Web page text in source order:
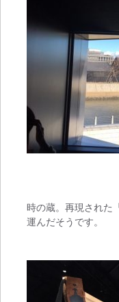
時の蔵。再現された
運んだそうです。